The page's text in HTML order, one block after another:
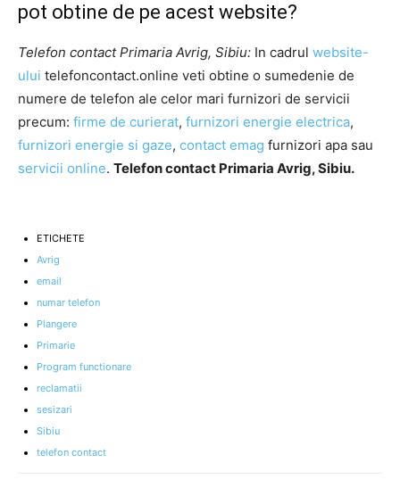
pot obtine de pe acest website?
Telefon contact Primaria Avrig, Sibiu: In cadrul website-
ului telefoncontact.online veti obtine o sumedenie de
numere de telefon ale celor mari furnizori de servicii
precum: firme de curierat, furnizori energie electrica,
furnizori energie si gaze, contact emag furnizori apa sau
servicii online. Telefon contact Primaria Avrig, Sibiu.
ETICHETE
Avrig
email
numar telefon
Plangere
Primarie
Program functionare
reclamatii
sesizari
Sibiu
telefon contact